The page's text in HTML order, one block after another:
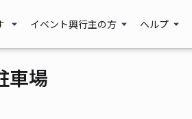
イベント興行主の方 ヘルプ
車場